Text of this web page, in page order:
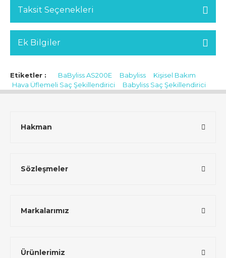
Taksit Seçenekleri
Ek Bilgiler
Etiketler : BaByliss AS200E Babyliss
Kişisel Bakım
Hava Üflemeli Saç Şekillendirici
Babyliss Saç Şekillendirici
Hakman
Sözleşmeler
Markalarımız
Ürünlerimiz